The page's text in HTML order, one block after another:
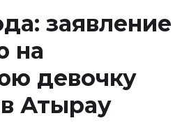
заявление
на
девочку
Атырау